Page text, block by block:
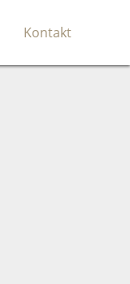
Kontakt